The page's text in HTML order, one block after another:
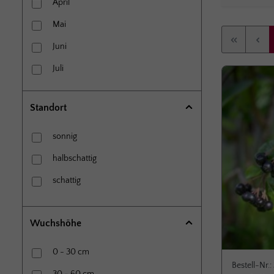
April
Mai
Juni
Juli
August
September
Oktober
Dezember
Standort
sonnig
halbschattig
schattig
Wuchshöhe
0 - 30 cm
Bestell-Nr.: